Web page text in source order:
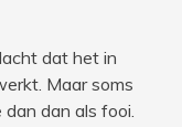
dat het in
Maar soms
dan als fooi.